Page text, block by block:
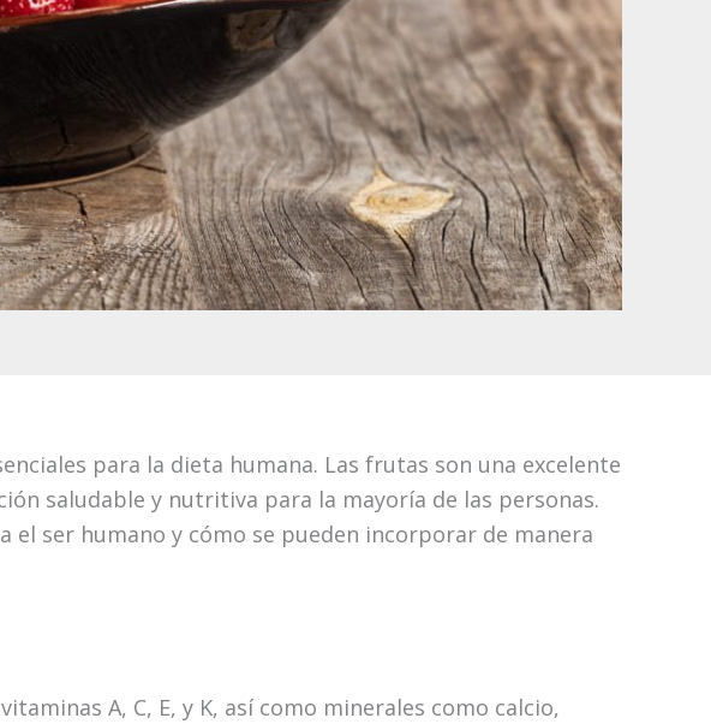
para la dieta humana. Las frutas son una excelente
saludable y nutritiva para la mayoría de las personas.
ser humano y cómo se pueden incorporar de manera
A, C, E, y K, así como minerales como calcio,